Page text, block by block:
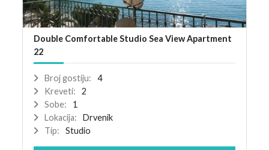
Double Comfortable Studio Sea View Apartment
22
Broj gostiju:
4
Kreveti:
2
Sobe:
1
Lokacija:
Drvenik
Tip:
Studio